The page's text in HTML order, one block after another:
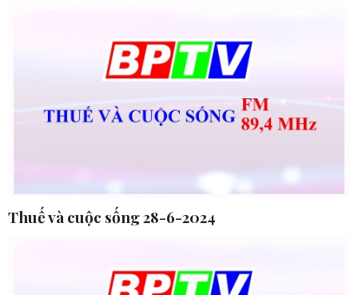
Thuế và cuộc sống 28-6-2024